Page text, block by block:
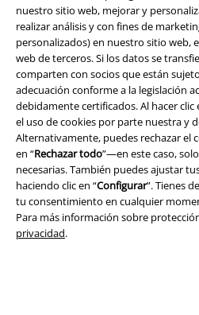
nuestro sitio web, mejorar y
realizar análisis y con fines de
personalizados) en nuestro sitio web,
web de terceros. Si los datos se
comparten con socios que están
adecuación conforme a la legislación
debidamente certificados. Al hacer clic
el uso de cookies por parte nuestra y
Alternativamente, puedes rechazar el
en “Rechazar todo”—en este caso,
necesarias. También puedes ajustar
haciendo clic en “Configurar”. Tienes
tu consentimiento en cualquier
Para más información sobre
privacidad.
Legal
Términos y Condiciones
Aviso Legal
Ley protección de datos
Eliminación de residuos y protección